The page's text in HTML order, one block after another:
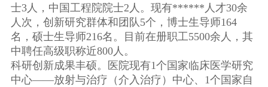
士3人，中国工程院院士2人。现有******人才30余
人次，创新研究群体和团队5个，博士生导师164
名，硕士生导师216名。目前在册职工5500余人，其
中聘任高级职称近800人。
科研创新成果丰硕。医院现有1个国家临床医学研究
中心——放射与治疗（介入治疗）中心、1个国家自